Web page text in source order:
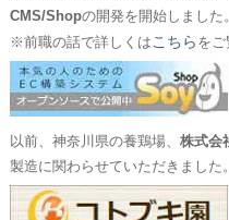
CMS/Shopの開発を開始しました。
※前職の話で詳しくは こちら をご
以前、神奈川県の養鶏場、 株式会
製造に関わらせていただきました。